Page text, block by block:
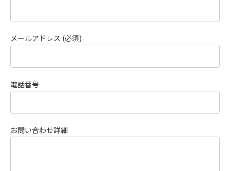
メールアドレス (必須)
電話番号
お問い合わせ詳細